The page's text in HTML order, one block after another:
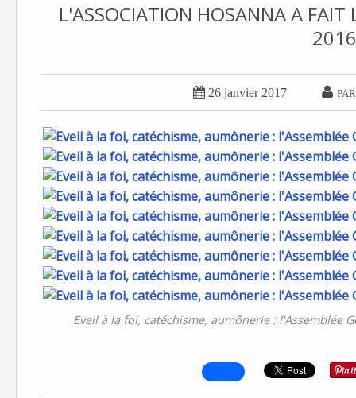
L'ASSOCIATION HOSANNA A FAIT
2016
 26 janvier 2017 
Eveil à la foi, catéchisme, aumônerie : l'Assemblée